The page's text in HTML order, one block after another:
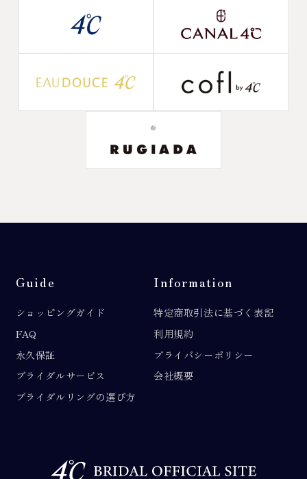
Guide
ショッピングガイド
FAQ
永久保証
ブライダルサービス
ブライダルリングの選び方
Information
特定商取引法に基づく表記
利用規約
プライバシーポリシー
会社概要